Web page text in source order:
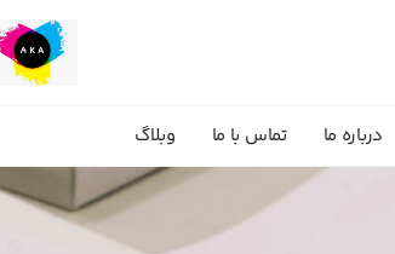
درباره ما تماس با ما وبلاگ